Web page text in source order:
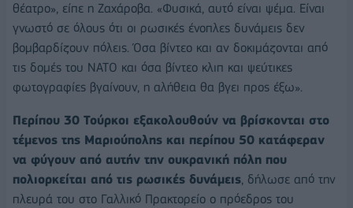
θέατρο», είπε η Ζαχάροβα. «Φυσικά, αυτό είναι ψέμα. Είναι
γνωστό σε όλους ότι οι ρωσικές ένοπλες δυνάμεις δεν
βομβαρδίζουν πόλεις. Όσα βίντεο και αν δοκιμάζονται από
τις δομές του ΝΑΤΟ και όσα βίντεο κλιπ και ψεύτικες
φωτογραφίες βγαίνουν, η αλήθεια θα βγει προς έξω».
Περίπου 30 Τούρκοι εξακολουθούν να βρίσκονται στο
τέμενος της Μαριούπολης και περίπου 50 κατάφεραν
να φύγουν από αυτήν την ουκρανική πόλη που
πολιορκείται από τις ρωσικές δυνάμεις, δήλωσε από την
πλευρά του στο Γαλλικό Πρακτορείο ο πρόεδρος του